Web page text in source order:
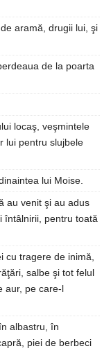
aramă, drugii lui, şi
de la poarta
locaş, veşmintele
lui pentru slujbele
lui Moise.
au venit şi au adus
întâlnirii, pentru toată
cu tragere de inimă,
salbe şi tot felul
aur, pe care-l
albastru, în
piei de berbeci